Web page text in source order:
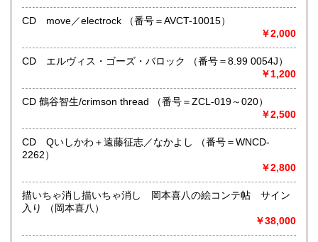
●商品の発送に際しては水濡れ対策等、丁寧な梱包を心掛けて
す。 ご容赦下さい。
●当店は古書以外にも様々な商品を取り扱っています。下記
沿線名：東急田園都市線
最寄駅：三軒茶屋駅北出口Aから下北沢方面へ6分 ゴリラビ
ルの向かい 小田急バス太子堂停留所前
営業時間：平日=10:00〜19:00 日曜・祭日=12:00～18:00
定休日：火曜日
書籍の買取について
店頭買取り、出張買取りを承っております。
お気軽にご相談下さい。
CD move／electrock （番号＝AVCT-10015）
￥2,000
CD エルヴィス・ゴーズ・バロック （番号＝8.99 0054J）
￥1,200
CD 鶴谷智生/crimson thread （番号＝ZCL-019～020）
￥2,500
CD Qいしかわ＋遠藤征志／なかよし （番号＝WNCD-
2262）
￥2,800
描いちゃ消し描いちゃ消し 岡本喜八の絵コンテ帖 サイン
入り （岡本喜八）
￥38,000